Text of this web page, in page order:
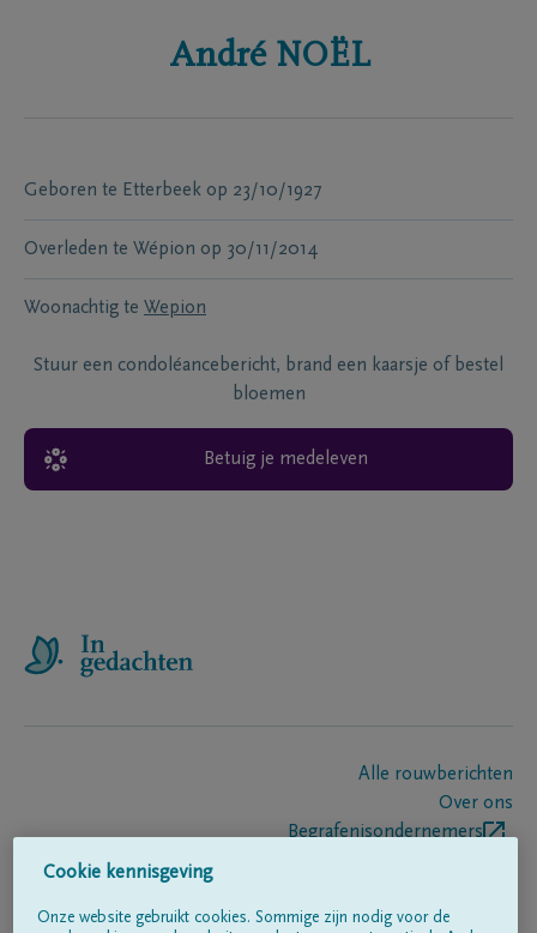
André NOËL
Geboren te Etterbeek op 23/10/1927
Overleden te Wépion op 30/11/2014
Woonachtig te Wepion
Stuur een condoléancebericht, brand een kaarsje of bestel
bloemen
Betuig je medeleven
Alle rouwberichten
Over ons
Begrafenisondernemers
Cookie kennisgeving
Onze website gebruikt cookies. Sommige zijn nodig voor de